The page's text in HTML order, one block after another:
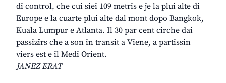
di control, che cui siei 109 metris e je la plui alte di
Europe e la cuarte plui alte dal mont dopo Bangkok,
Kuala Lumpur e Atlanta. Il 30 par cent cirche dai
passizîrs che a son in transit a Viene, a partissin
viers est e il Medi Orient.
JANEZ ERAT